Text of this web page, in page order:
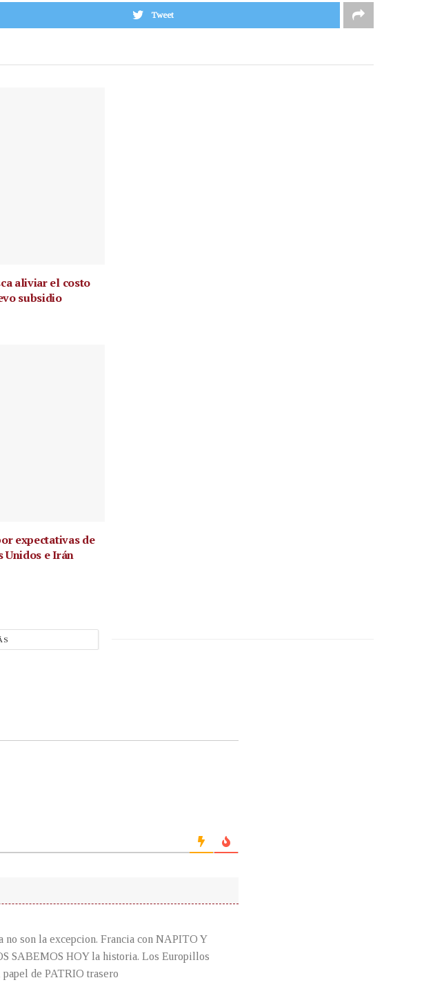
Tweet
aliviar el costo
subsidio
expectativas de
Unidos e Irán
no son la excepcion. Francia con NAPITO Y
SABEMOS HOY la historia. Los Europillos
papel de PATRIO trasero